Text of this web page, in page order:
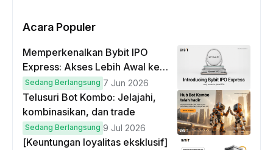
Acara Populer
Memperkenalkan Bybit IPO
Express: Akses Lebih Awal ke
IPO Global!
Sedang Berlangsung 7 Jun 2026
Telusuri Bot Kombo: Jelajahi,
kombinasikan, dan trade
Sedang Berlangsung 9 Jul 2026
[Keuntungan loyalitas eksklusif]